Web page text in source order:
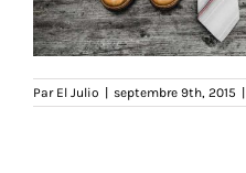
Par El Julio septembre 9th, 2015